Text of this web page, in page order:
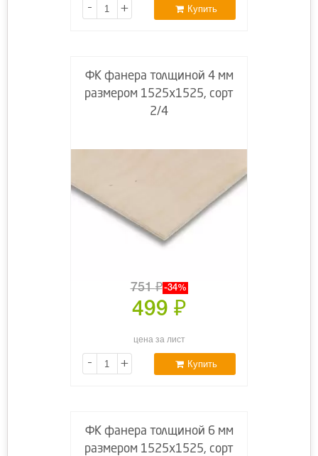
- + Купить
ФК фанера толщиной 4 мм
размером 1525х1525, сорт
2/4
751₽ -34%
499 ₽
цена за лист
- + Купить
ФК фанера толщиной 6 мм
размером 1525х1525, сорт